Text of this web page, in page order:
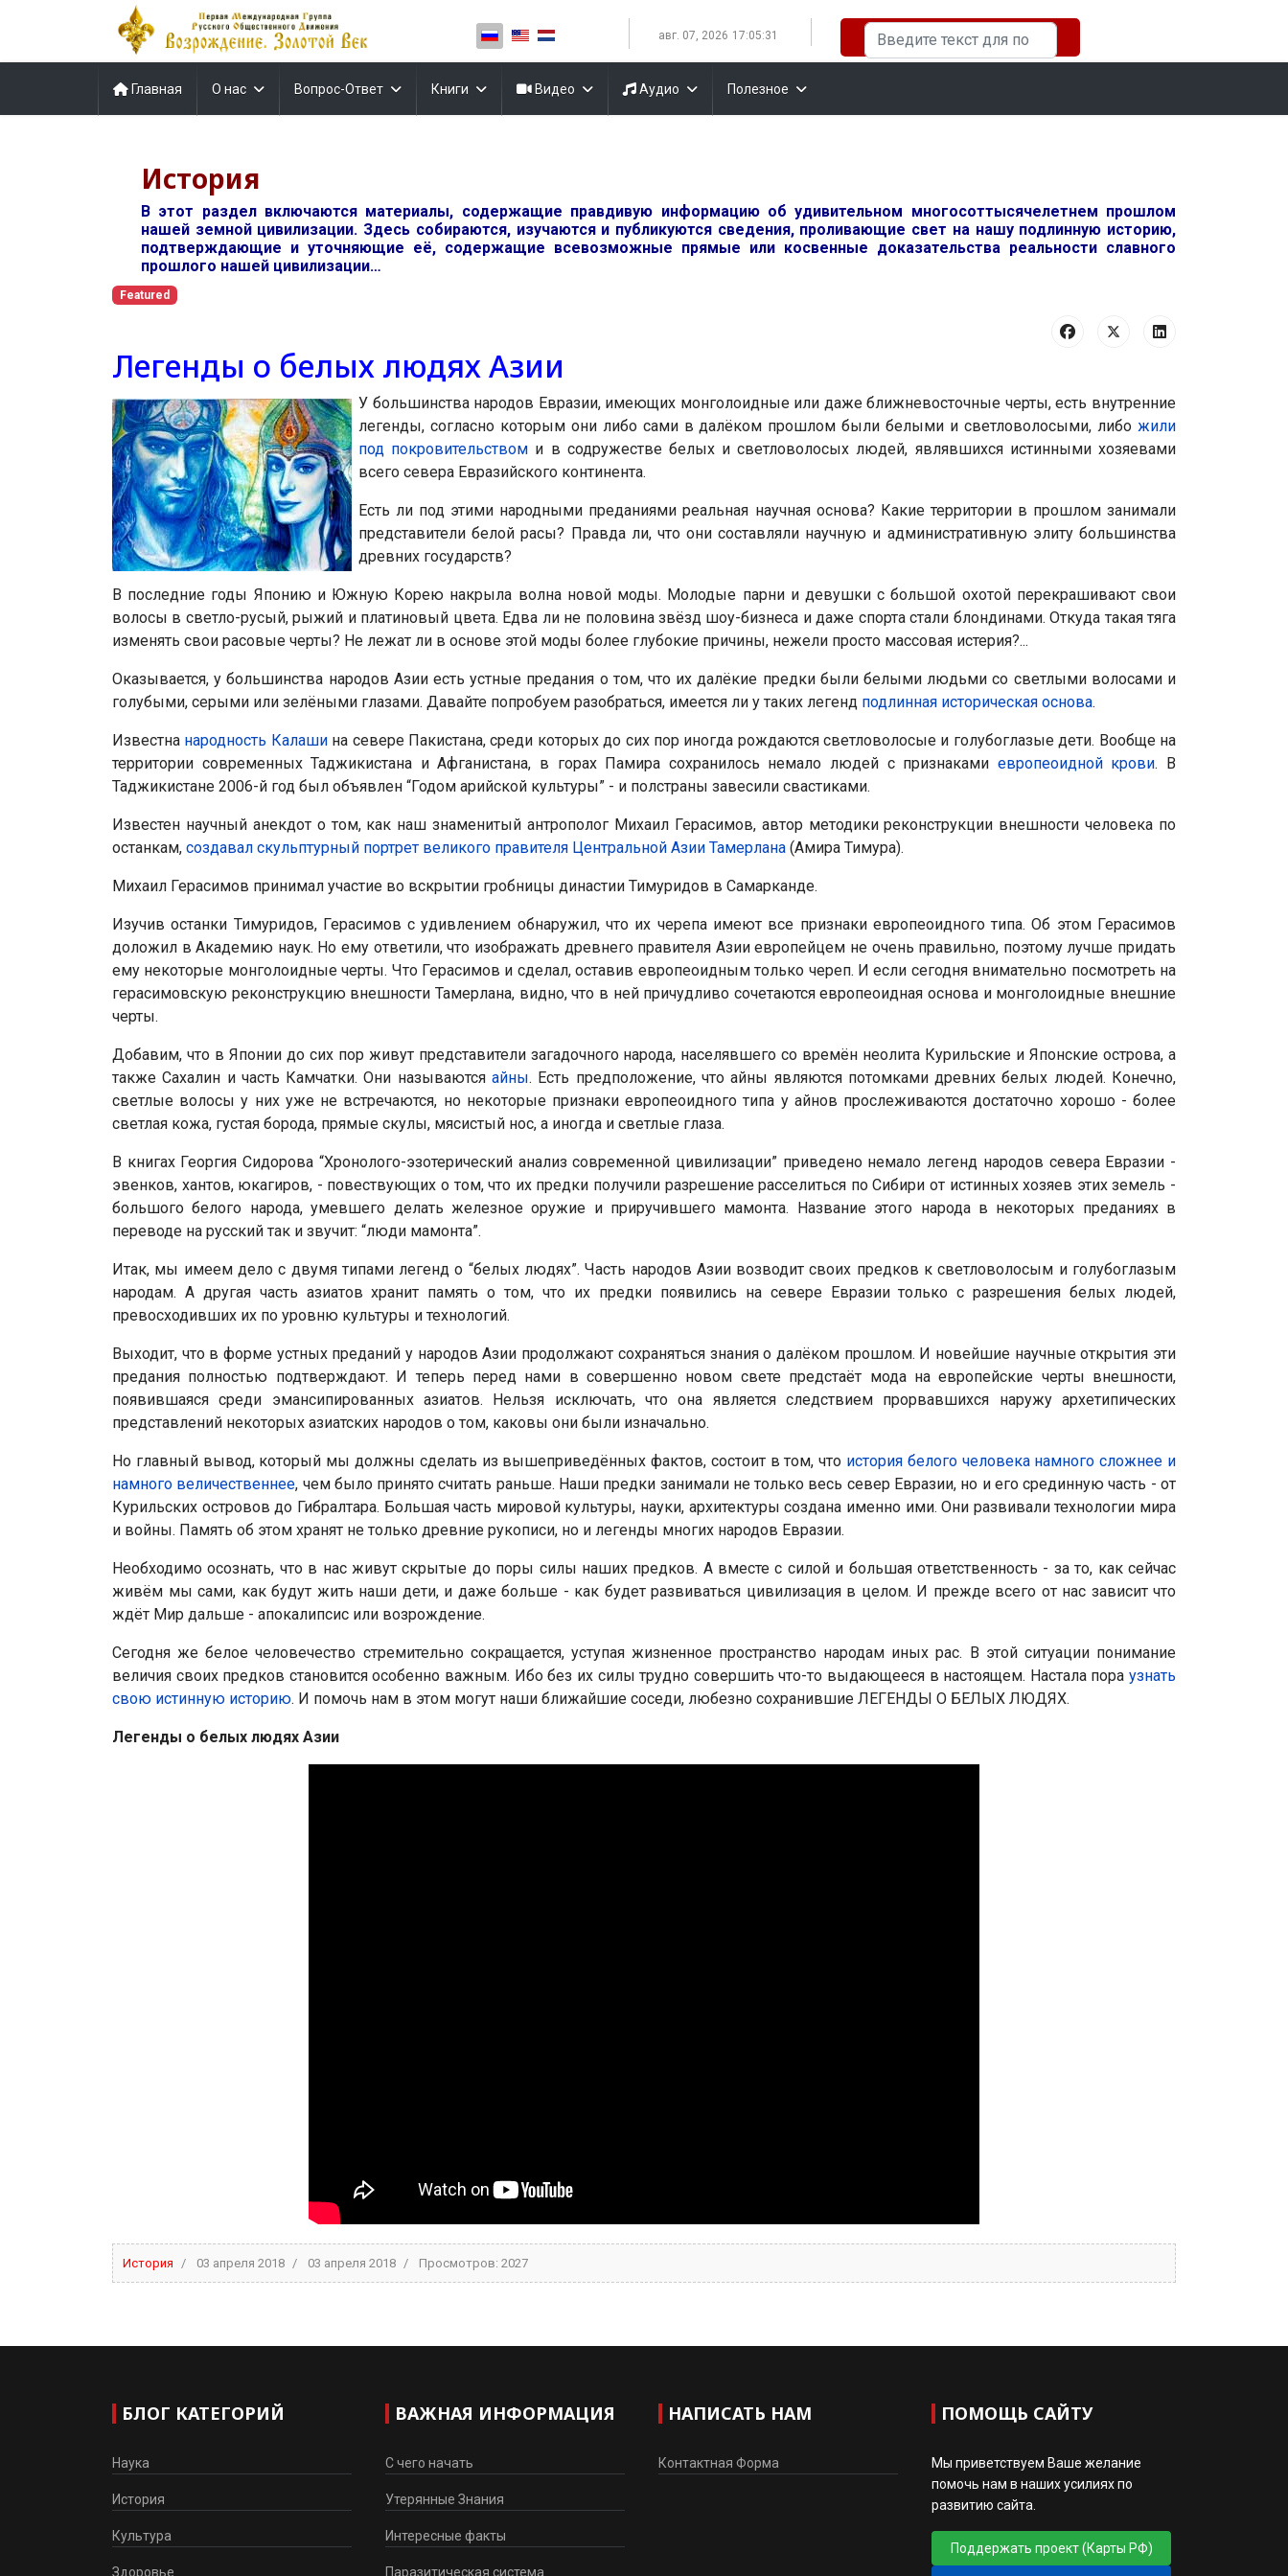
Выберите язык
авг. 07, 2026 17:05:32 Искать...
Главная О нас Вопрос-Ответ Книги Видео Аудио Полезное
История
В этот раздел включаются материалы, содержащие правдивую информацию об удивительном многосоттысячелетнем прошлом
нашей земной цивилизации. Здесь собираются, изучаются и публикуются сведения, проливающие свет на нашу подлинную историю,
подтверждающие и уточняющие её, содержащие всевозможные прямые или косвенные доказательства реальности славного
прошлого нашей цивилизации…
Featured
Легенды о белых людях Азии
У большинства народов Евразии, имеющих монголоидные или даже ближневосточные черты, есть внутренние
легенды, согласно которым они либо сами в далёком прошлом были белыми и светловолосыми, либо жили
под покровительством и в содружестве белых и светловолосых людей, являвшихся истинными хозяевами
всего севера Евразийского континента.
Есть ли под этими народными преданиями реальная научная основа? Какие территории в прошлом занимали
представители белой расы? Правда ли, что они составляли научную и административную элиту большинства
древних государств?
В последние годы Японию и Южную Корею накрыла волна новой моды. Молодые парни и девушки с большой охотой перекрашивают свои
волосы в светло-русый, рыжий и платиновый цвета. Едва ли не половина звёзд шоу-бизнеса и даже спорта стали блондинами. Откуда такая тяга
изменять свои расовые черты? Не лежат ли в основе этой моды более глубокие причины, нежели просто массовая истерия?...
Оказывается, у большинства народов Азии есть устные предания о том, что их далёкие предки были белыми людьми со светлыми волосами и
голубыми, серыми или зелёными глазами. Давайте попробуем разобраться, имеется ли у таких легенд подлинная историческая основа.
Известна народность Калашина севере Пакистана, среди которых до сих пор иногда рождаются светловолосые и голубоглазые дети. Вообще на
территории современных Таджикистана и Афганистана, в горах Памира сохранилось немало людей с признаками европеоидной крови. В
Таджикистане 2006-й год был объявлен “Годом арийской культуры” - и полстраны завесили свастиками.
Известен научный анекдот о том, как наш знаменитый антрополог Михаил Герасимов, автор методики реконструкции внешности человека по
останкам, создавал скульптурный портрет великого правителя Центральной Азии Тамерлана (Амира Тимура).
Михаил Герасимов принимал участие во вскрытии гробницы династии Тимуридов в Самарканде.
Изучив останки Тимуридов, Герасимов с удивлением обнаружил, что их черепа имеют все признаки европеоидного типа. Об этом Герасимов
доложил в Академию наук. Но ему ответили, что изображать древнего правителя Азии европейцем не очень правильно, поэтому лучше придать
ему некоторые монголоидные черты. Что Герасимов и сделал, оставив европеоидным только череп. И если сегодня внимательно посмотреть на
герасимовскую реконструкцию внешности Тамерлана, видно, что в ней причудливо сочетаются европеоидная основа и монголоидные внешние
черты.
Добавим, что в Японии до сих пор живут представители загадочного народа, населявшего со времён неолита Курильские и Японские острова, а
также Сахалин и часть Камчатки. Они называютсяайны. Есть предположение, что айны являются потомками древних белых людей. Конечно,
светлые волосы у них уже не встречаются, но некоторые признаки европеоидного типа у айнов прослеживаются достаточно хорошо - более
светлая кожа, густая борода, прямые скулы, мясистый нос, а иногда и светлые глаза.
В книгах Георгия Сидорова “Хронолого-эзотерический анализ современной цивилизации” приведено немало легенд народов севера Евразии -
эвенков, хантов, юкагиров, - повествующих о том, что их предки получили разрешение расселиться по Сибири от истинных хозяев этих земель -
большого белого народа, умевшего делать железное оружие и приручившего мамонта. Название этого народа в некоторых преданиях в
переводе на русский так и звучит: “люди мамонта”.
Итак, мы имеем дело с двумя типами легенд о “белых людях”. Часть народов Азии возводит своих предков к светловолосым и голубоглазым
народам. А другая часть азиатов хранит память о том, что их предки появились на севере Евразии только с разрешения белых людей,
превосходивших их по уровню культуры и технологий.
Выходит, что в форме устных преданий у народов Азии продолжают сохраняться знания о далёком прошлом. И новейшие научные открытия эти
предания полностью подтверждают. И теперь перед нами в совершенно новом свете предстаёт мода на европейские черты внешности,
появившаяся среди эмансипированных азиатов. Нельзя исключать, что она является следствием прорвавшихся наружу архетипических
представлений некоторых азиатских народов о том, каковы они были изначально.
Но главный вывод, который мы должны сделать из вышеприведённых фактов, состоит в том, что история белого человека намного сложнее и
намного величественнее, чем было принято считать раньше. Наши предки занимали не только весь север Евразии, но и его срединную часть - от
Курильских островов до Гибралтара. Большая часть мировой культуры, науки, архитектуры создана именно ими. Они развивали технологии мира
и войны. Память об этом хранят не только древние рукописи, но и легенды многих народов Евразии.
Необходимо осознать, что в нас живут скрытые до поры силы наших предков. А вместе с силой и большая ответственность - за то, как сейчас
живём мы сами, как будут жить наши дети, и даже больше - как будет развиваться цивилизация в целом. И прежде всего от нас зависит что
ждёт Мир дальше - апокалипсис или возрождение.
Сегодня же белое человечество стремительно сокращается, уступая жизненное пространство народам иных рас. В этой ситуации понимание
величия своих предков становится особенно важным. Ибо без их силы трудно совершить что-то выдающееся в настоящем. Настала пора узнать
свою истинную историю. И помочь нам в этом могут наши ближайшие соседи, любезно сохранившие ЛЕГЕНДЫ О БЕЛЫХ ЛЮДЯХ.
Легенды о белых людях Азии
История 03 апреля 2018 03 апреля 2018 Просмотров: 2027
БЛОГ КАТЕГОРИЙ
Наука
История
Культура
Здоровье
ВАЖНАЯ ИНФОРМАЦИЯ
С чего начать
Утерянные Знания
Интересные факты
Паразитическая система
НАПИСАТЬ НАМ
Контактная Форма
ПОМОЩЬ САЙТУ
Мы приветствуем Ваше желание
помочь нам в наших усилиях по
развитию сайта.
Поддержать проект (Карты РФ)